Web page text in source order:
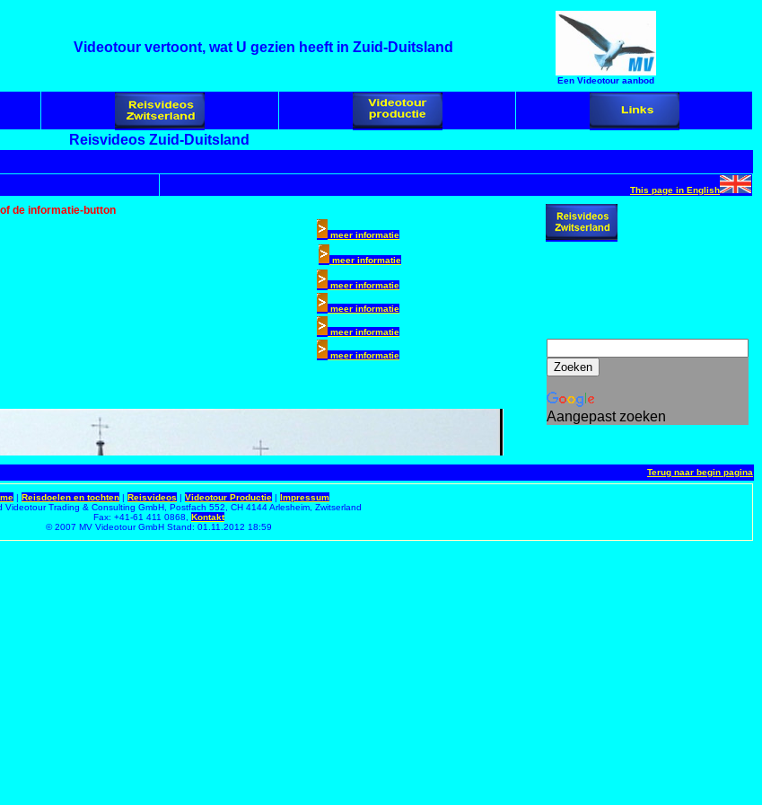
Videotour vertoont, wat U gezien heeft in Zuid-Duitsland
Een Videotour aanbod
Reisvideos Zuid-Duitsland
This page in English
de informatie-button
meer informatie
meer informatie
meer informatie
meer informatie
meer informatie
meer informatie
Aangepast zoeken
Terug naar begin pagina
| Reisdoelen en tochten | Reisvideos | Videotour Productie | Impressum
Videotour Trading & Consulting GmbH, Postfach 552, CH 4144 Arlesheim, Zwitserland
Fax: +41-61 411 0868, Kontakt
© 2007 MV Videotour GmbH Stand: 01.11.2012 18:59